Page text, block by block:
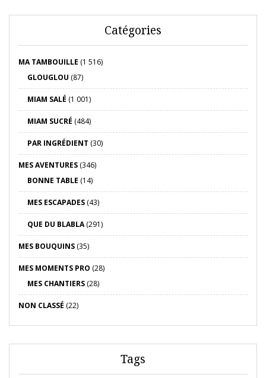
Catégories
MA TAMBOUILLE (1 516)
GLOUGLOU (87)
MIAM SALÉ (1 001)
MIAM SUCRÉ (484)
PAR INGRÉDIENT (30)
MES AVENTURES (346)
BONNE TABLE (14)
MES ESCAPADES (43)
QUE DU BLABLA(291)
MES BOUQUINS (35)
MES MOMENTS PRO (28)
MES CHANTIERS (28)
NON CLASSÉ (22)
Tags